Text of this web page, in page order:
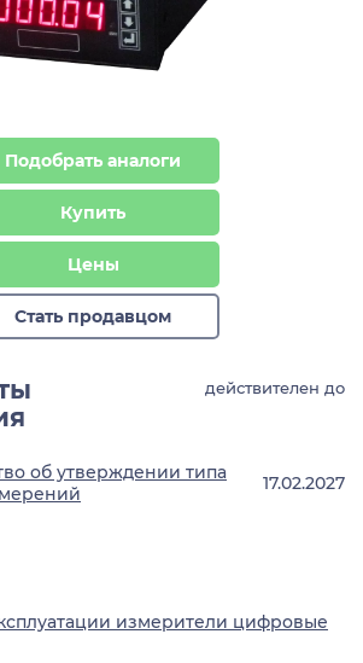
Подобрать аналоги
Купить
Цены
Стать продавцом
действителен до
об утверждении типа
17.02.2027
измерители цифровые